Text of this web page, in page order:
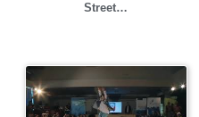
Street…